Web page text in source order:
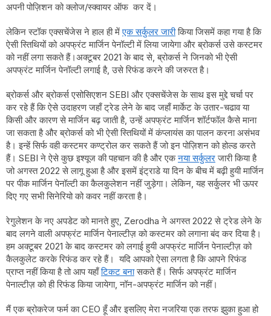
अपनी पोज़िशन को क्लोज/स्क्वायर ऑफ कर दें।
लेकिन स्टॉक एक्सचेंजेस ने हाल ही मेंएक सर्कुलर जारीकिया जिसमें कहा गया है कि
ऐसी स्तिथियों को अपफ्रंट मार्जिन पेनॉल्टी में लिया जायेगा और ब्रोकर्स उसे कस्टमर
को नहीं लगा सकते हैं।अक्टूबर 2021 के बाद से, ब्रोकर्स ने जिनको भी ऐसी
अपफ्रंट मार्जिन पेनॉल्टी लगाई है, उसे रिफंड करने की जरुरत है।
ब्रोकर्स और ब्रोकर्स एसोसिएशन SEBI और एक्सचेंजेस के साथ इस मुद्दे चर्चा पर
कर रहे हैं कि ऐसे उदाहरण जहाँ ट्रेड लेने के बाद जहाँ मार्केट के उतार-चढाव या
किसी और कारण से मार्जिन बढ़ जाती है, उन्हें अपफ्रंट मार्जिन शॉर्टफॉल कैसे माना
जा सकता है और ब्रोकर्स को भी ऐसी स्तिथियों में कंप्लायंस का पालन करना असंभव
है। इन्हें सिर्फ वही कस्टमर कण्ट्रोल कर सकते हैं जो इन पोज़िशन को होल्ड करते
हैं। SEBI ने ऐसे कुछ इश्यूज की पहचान की है और एकनया सर्कुलरजारी किया है
जो अगस्त 2022 से लागू हुआ है और इसमें इंट्राडे या दिन के बीच में बढ़ी हुयी मार्जिन
पर पीक मार्जिन पेनॉल्टी का कैलकुलेशन नहीं जुड़ेगा। लेकिन, यह सर्कुलर भी ऊपर
दिए गए सभी सिनेरियो को कवर नहीं करता है।
रेगुलेशन के नए अपडेट को मानते हुए, Zerodha ने अगस्त 2022 से ट्रेड लेने के
बाद लगने वाली अपफ्रंट मार्जिन पेनाल्टीज़ को कस्टमर को लगाना बंद कर दिया है।
हम अक्टूबर 2021 के बाद कस्टमर को लगाई हुयी अपफ्रंट मार्जिन पेनाल्टीज़ को
कैलकुलेट करके रिफंड कर रहे हैं। यदि आपको ऐसा लगता है कि आपने रिफंड
प्राप्त नहीं किया है तो आप यहाँटिकट बनासकते हैं। सिर्फ अपफ्रंट मार्जिन
पेनाल्टीज़ को ही रिफंड किया जायेगा, नॉन-अपफ्रंट मार्जिन को नहीं।
मैं एक ब्रोकरेज फर्म का CEO हूँ और इसलिए मेरा नजरिया एक तरफ झुका हुआ हो